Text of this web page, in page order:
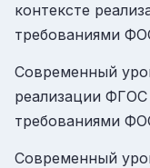
контексте
требованиями
Современный
реализации
требованиями
Современный